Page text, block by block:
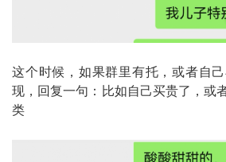
这个时候，如果群里有托，或者自
现，回复一句：比如自己买贵了，或
类